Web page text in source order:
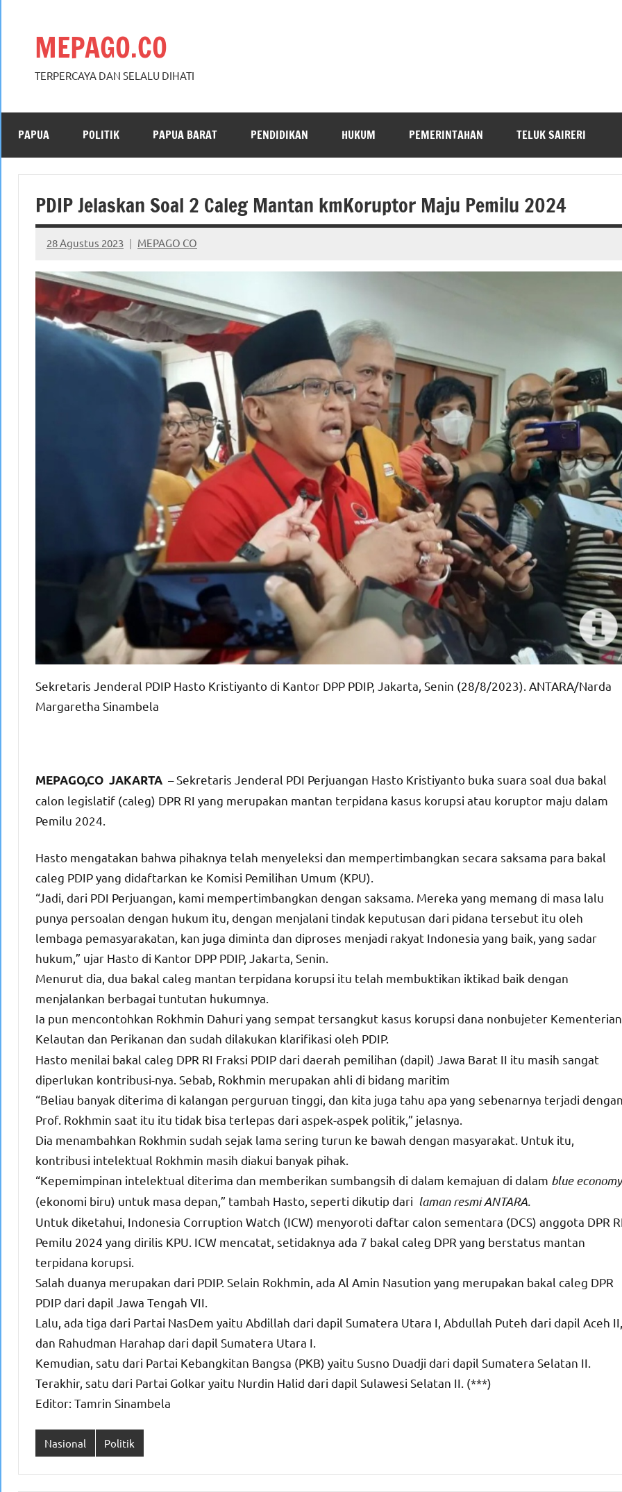
MEPAGO.CO
TERPERCAYA DAN SELALU DIHATI
PAPUA POLITIK PAPUA BARAT PENDIDIKAN HUKUM PEMERINTAHAN TELUK SAIRERI
PDIP Jelaskan Soal 2 Caleg Mantan kmKoruptor Maju Pemilu 2024
28 Agustus 2023 MEPAGO CO
No
comments
Sekretaris Jenderal PDIP Hasto Kristiyanto di Kantor DPP PDIP, Jakarta, Senin (28/8/2023). ANTARA/Narda
Margaretha Sinambela
MEPAGO,CO JAKARTA – Sekretaris Jenderal PDI Perjuangan Hasto Kristiyanto buka suara soal dua bakal
calon legislatif (caleg) DPR RI yang merupakan mantan terpidana kasus korupsi atau koruptor maju dalam
Pemilu 2024.
Hasto mengatakan bahwa pihaknya telah menyeleksi dan mempertimbangkan secara saksama para bakal
caleg PDIP yang didaftarkan ke Komisi Pemilihan Umum (KPU).
“Jadi, dari PDI Perjuangan, kami mempertimbangkan dengan saksama. Mereka yang memang di masa lalu
punya persoalan dengan hukum itu, dengan menjalani tindak keputusan dari pidana tersebut itu oleh
lembaga pemasyarakatan, kan juga diminta dan diproses menjadi rakyat Indonesia yang baik, yang sadar
hukum,” ujar Hasto di Kantor DPP PDIP, Jakarta, Senin.
Menurut dia, dua bakal caleg mantan terpidana korupsi itu telah membuktikan iktikad baik dengan
menjalankan berbagai tuntutan hukumnya.
Ia pun mencontohkan Rokhmin Dahuri yang sempat tersangkut kasus korupsi dana nonbujeter Kementerian
Kelautan dan Perikanan dan sudah dilakukan klarifikasi oleh PDIP.
Hasto menilai bakal caleg DPR RI Fraksi PDIP dari daerah pemilihan (dapil) Jawa Barat II itu masih sangat
diperlukan kontribusi-nya. Sebab, Rokhmin merupakan ahli di bidang maritim
“Beliau banyak diterima di kalangan perguruan tinggi, dan kita juga tahu apa yang sebenarnya terjadi
Prof. Rokhmin saat itu itu tidak bisa terlepas dari aspek-aspek politik,” jelasnya.
Dia menambahkan Rokhmin sudah sejak lama sering turun ke bawah dengan masyarakat. Untuk itu,
kontribusi intelektual Rokhmin masih diakui banyak pihak.
“Kepemimpinan intelektual diterima dan memberikan sumbangsih di dalam kemajuan di dalam blue economy
(ekonomi biru) untuk masa depan,” tambah Hasto, seperti dikutip dari laman resmi ANTARA.
Untuk diketahui, Indonesia Corruption Watch (ICW) menyoroti daftar calon sementara (DCS) anggota DPR
Pemilu 2024 yang dirilis KPU. ICW mencatat, setidaknya ada 7 bakal caleg DPR yang berstatus mantan
terpidana korupsi.
Salah duanya merupakan dari PDIP. Selain Rokhmin, ada Al Amin Nasution yang merupakan bakal caleg DPR
PDIP dari dapil Jawa Tengah VII.
Lalu, ada tiga dari Partai NasDem yaitu Abdillah dari dapil Sumatera Utara I, Abdullah Puteh dari dapil Aceh II,
dan Rahudman Harahap dari dapil Sumatera Utara I.
Kemudian, satu dari Partai Kebangkitan Bangsa (PKB) yaitu Susno Duadji dari dapil Sumatera Selatan II.
Terakhir, satu dari Partai Golkar yaitu Nurdin Halid dari dapil Sulawesi Selatan II. (***)
Editor: Tamrin Sinambela
Nasional Politik